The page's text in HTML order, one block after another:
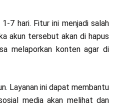
7 hari. Fitur ini menjadi salah
akun tersebut akan di hapus
melaporkan konten agar di
Layanan ini dapat membantu
media akan melihat dan